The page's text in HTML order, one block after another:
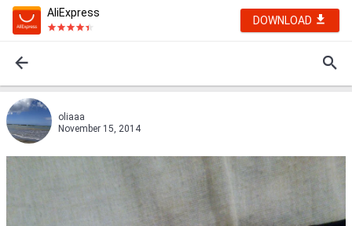
AliExpress
DOWNLOAD
oliaaa
November 15, 2014